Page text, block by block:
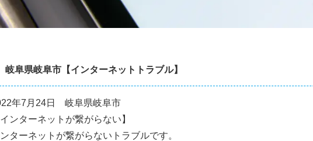
岐阜県岐阜市【インターネットトラブル】
年7月24日 岐阜県岐阜市
ンターネットが繋がらない】
ターネットが繋がらないトラブルです。